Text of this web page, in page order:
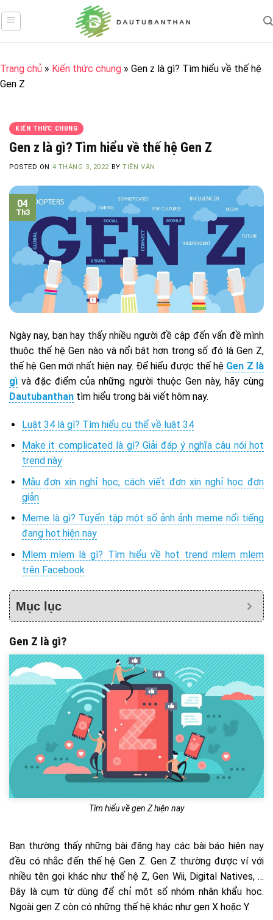
to
Trang chủ » Kiến thức chung » Gen z là gì? Tìm hiểu về thế hệ
Gen Z
KIẾN THỨC CHUNG
Gen z là gì? Tìm hiểu về thế hệ Gen Z
POSTED ON 4 THÁNG 3, 2022 BYTIÊN VÂN
04
Th3
Ngày nay, bạn hay thấy nhiều người đề cập đến vấn đề mình
thuộc thế hệ Gen nào và nổi bật hơn trong số đó là Gen Z,
thế hệ Gen mới nhất hiện nay. Để hiểu được thế hệ Gen Z là
gì và đặc điểm của những người thuộc Gen này, hãy cùng
Dautubanthan tìm hiểu trong bài viết hôm nay.
Luật 34 là gì? Tìm hiểu cụ thể về luật 34
Make it complicated là gì? Giải đáp ý nghĩa câu nói hot
trend này
Mẫu đơn xin nghỉ học, cách viết đơn xin nghỉ học đơn
giản
Meme là gì? Tuyển tập một số ảnh ảnh meme nổi tiếng
đang hot hiện nay
Mlem mlem là gì? Tìm hiểu về hot trend mlem mlem
trên Facebook
Mục lục
Gen Z là gì?
Tìm hiểu về gen Z hiện nay
Bạn thường thấy những bài đăng hay các bài báo hiện nay
đều có nhắc đến thế hệ Gen Z. Gen Z thường được ví với
nhiều tên gọi khác như thế hệ Z, Gen Wii, Digital Natives, …
Đây là cụm từ dùng để chỉ một số nhóm nhân khẩu học.
Ngoài gen Z còn có những thế hệ khác như gen X hoặc Y.